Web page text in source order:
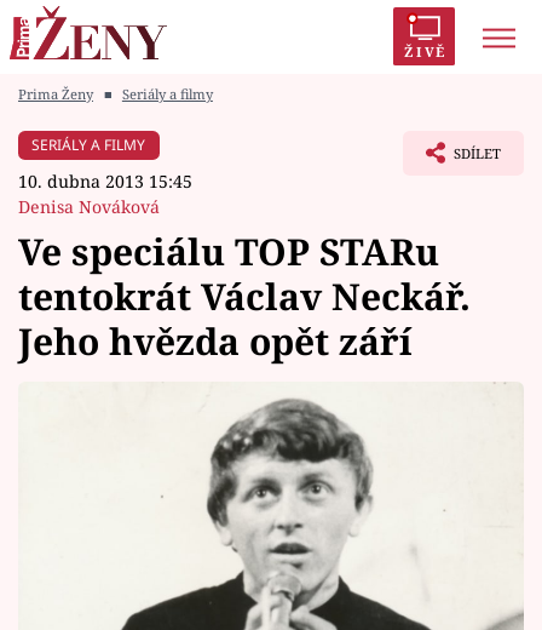
ŽIVĚ
Módní alarm
Témata
Celebrity
Sledujte prima+
Prima Ženy ■ Seriály a filmy
SERIÁLY A FILMY
10. dubna 2013 15:45
Denisa Nováková
SDÍLET
Ve speciálu TOP STARu
tentokrát Václav Neckář.
Jeho hvězda opět září